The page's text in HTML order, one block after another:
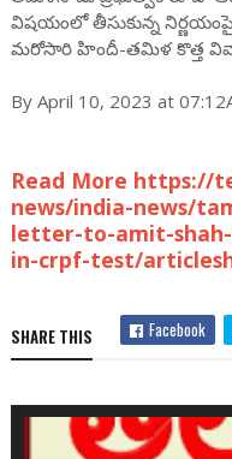
విషయంలో తీసుకున్న
మరోసారి హిందీ-తమిళ కొత్త
By April 10, 2023 at
Read More https://
news/india-news/
letter-to-amit-
in-crpf-test/
SHARE THIS Facebook